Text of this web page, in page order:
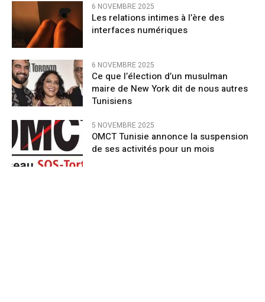
6 NOVEMBRE 2025
Les relations intimes à l’ère des
interfaces numériques
6 NOVEMBRE 2025
Ce que l’élection d’un musulman
maire de New York dit de nous autres
Tunisiens
5 NOVEMBRE 2025
OMCT Tunisie annonce la suspension
de ses activités pour un mois